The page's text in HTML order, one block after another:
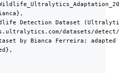
Detection Dataset
datasets/
by Bianca Ferreira;